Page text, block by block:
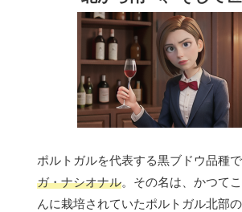
ポルトガルを代表する黒ブドウ品種
ガ・ナシオナル。その名は、かつて
んに栽培されていたポルトガル北部